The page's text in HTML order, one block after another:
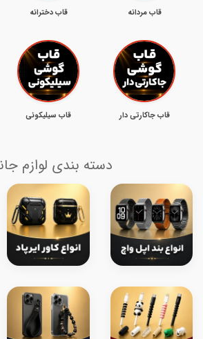
قاب مردانه قاب دخترانه
قاب جاکارتی دار قاب سیلیکونی
دسته بندی لوازم